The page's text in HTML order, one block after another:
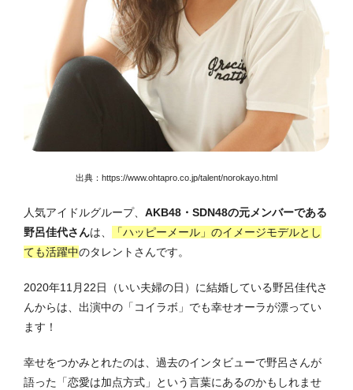
出典：https://www.ohtapro.co.jp/talent/norokayo.html
人気アイドルグループ、 AKB48・SDN48の元メンバーである
野呂佳代さんは、
「ハッピーメール」のイメージモデルとし
ても活躍中のタレントさんです。
2020年11月22日（いい夫婦の日）に結婚している野呂佳代さ
んからは、出演中の「コイラボ」でも幸せオーラが漂ってい
ます！
幸せをつかみとれたのは、過去のインタビューで野呂さんが
語った「恋愛は加点方式」という言葉にあるのかもしれませ